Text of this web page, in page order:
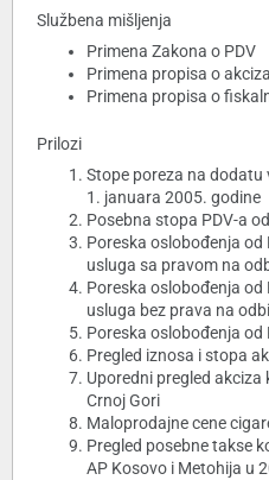
Službena mišljenja
Primena Zakona o PDV
Primena propisa o
Primena propisa o
Prilozi
Stope poreza na dodatu
1. januara 2005. godine
Posebna stopa PDV-a
Poreska oslobođenja
usluga sa pravom na
Poreska oslobođenja
usluga bez prava na
Poreska oslobođenja od
Pregled iznosa i stopa
Uporedni pregled akciza
Crnoj Gori
Maloprodajne cene
Pregled posebne takse
AP Kosovo i Metohija u